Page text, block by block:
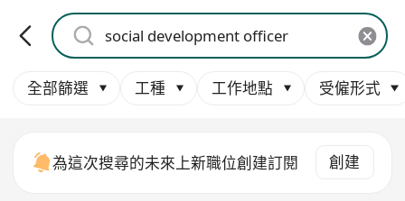
全部篩選 工種 工作地點 受僱形式
為這次搜尋的未來上新職位創建訂閱 創建